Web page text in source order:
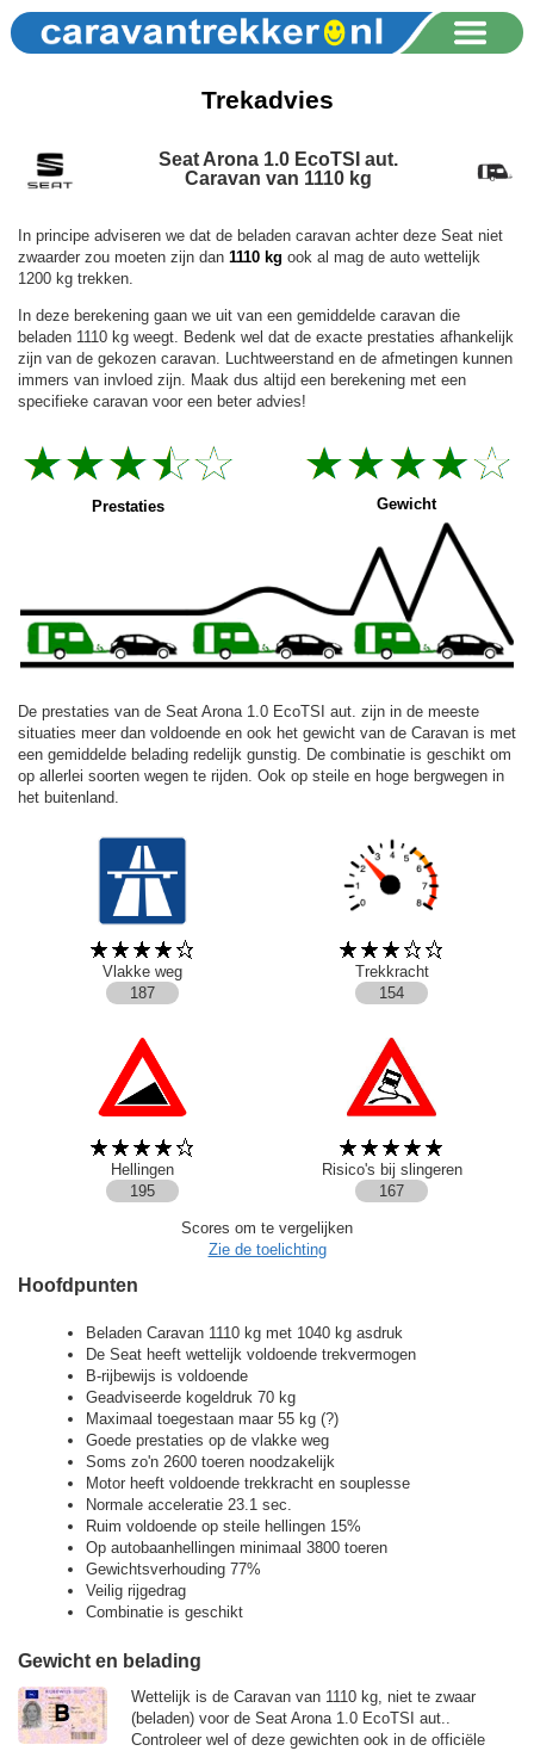
Trekadvies
Seat Arona 1.0 EcoTSI aut.
Caravan van 1110 kg
In principe adviseren we dat de beladen caravan achter deze Seat niet
zwaarder zou moeten zijn dan 1110 kg ook al mag de auto wettelijk
1200 kg trekken.
In deze berekening gaan we uit van een gemiddelde caravan die
beladen 1110 kg weegt. Bedenk wel dat de exacte prestaties afhankelijk
zijn van de gekozen caravan. Luchtweerstand en de afmetingen kunnen
immers van invloed zijn. Maak dus altijd een berekening met een
specifieke caravan voor een beter advies!
Prestaties Gewicht
De prestaties van de Seat Arona 1.0 EcoTSI aut. zijn in de meeste
situaties meer dan voldoende en ook het gewicht van de Caravan is met
een gemiddelde belading redelijk gunstig. De combinatie is geschikt om
op allerlei soorten wegen te rijden. Ook op steile en hoge bergwegen in
het buitenland.
Vlakke weg
Trekkracht
187
154
Hellingen
Risico's bij slingeren
195
167
Scores om te vergelijken
Zie de toelichting
Hoofdpunten
Beladen Caravan 1110 kg met 1040 kg asdruk
De Seat heeft wettelijk voldoende trekvermogen
B-rijbewijs is voldoende
Geadviseerde kogeldruk 70 kg
Maximaal toegestaan maar 55 kg (?)
Goede prestaties op de vlakke weg
Soms zo'n 2600 toeren noodzakelijk
Motor heeft voldoende trekkracht en souplesse
Normale acceleratie 23.1 sec.
Ruim voldoende op steile hellingen 15%
Op autobaanhellingen minimaal 3800 toeren
Gewichtsverhouding 77%
Veilig rijgedrag
Combinatie is geschikt
Gewicht en belading
Wettelijk is de Caravan van 1110 kg, niet te zwaar
(beladen) voor de Seat Arona 1.0 EcoTSI aut..
Controleer wel of deze gewichten ook in de officiële